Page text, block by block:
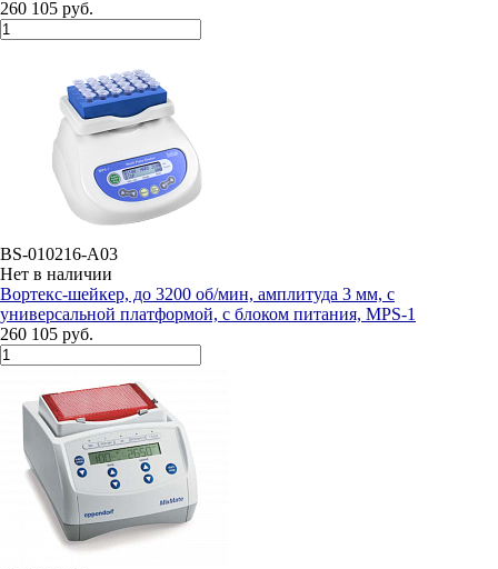
260 105 руб.
BS-010216-A03
Нет в наличии
Вортекс-шейкер, до 3200 об/мин, амплитуда 3 мм, с
универсальной платформой, с блоком питания, MPS-1
260 105 руб.